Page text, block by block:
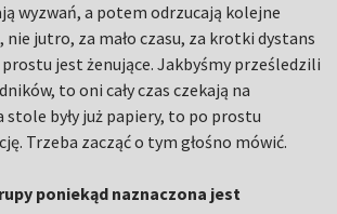
wyzwań, a potem odrzucają kolejne
jutro, za mało czasu, za krotki dystans
prostu jest żenujące. Jakbyśmy prześledzili
to oni cały czas czekają na
stole były już papiery, to po prostu
Trzeba zacząć o tym głośno mówić.
poniekąd naznaczona jest